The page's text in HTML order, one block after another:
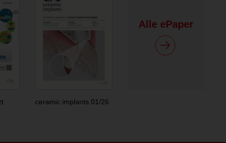
ceramic implants 01/26
Alle ePaper